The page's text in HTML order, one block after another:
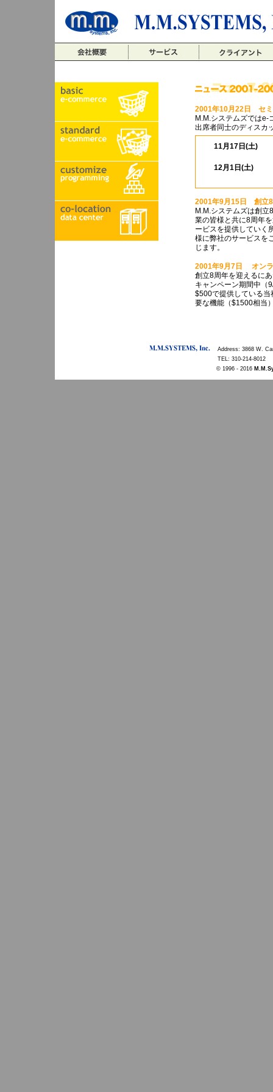
2001年10月22日 セミ
M.M.システムズではe-
出席者同士のディスカ
11月17日(土)
12月1日(土)
2001年9月15日 創立
M.M.システムズは創
業の皆様と共に8周年
ービスを提供していく
様に弊社のサービスを
じます。
2001年9月7日 オンラ
創立8周年を迎えるに
キャンペーン期間中（
$500で提供している当
要な機能（$1500相当
Address: 3868 W.
TEL: 310-214-8012
© 1996 - 2016